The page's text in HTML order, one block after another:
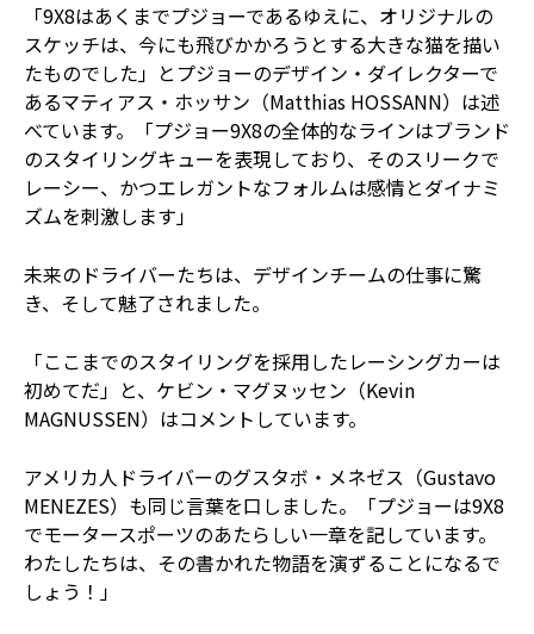
「9X8はあくまでプジョーであるゆえに、オリジナルの
スケッチは、今にも飛びかかろうとする大きな猫を描い
たものでした」とプジョーのデザイン・ダイレクターで
あるマティアス・ホッサン（Matthias HOSSANN）は述
べています。「プジョー9X8の全体的なラインはブランド
のスタイリングキューを表現しており、そのスリークで
レーシー、かつエレガントなフォルムは感情とダイナミ
ズムを刺激します」
未来のドライバーたちは、デザインチームの仕事に驚
き、そして魅了されました。
「ここまでのスタイリングを採用したレーシングカーは
初めてだ」と、ケビン・マグヌッセン（Kevin
MAGNUSSEN）はコメントしています。
アメリカ人ドライバーのグスタボ・メネゼス（Gustavo
MENEZES）も同じ言葉を口しました。「プジョーは9X8
でモータースポーツのあたらしい一章を記しています。
わたしたちは、その書かれた物語を演ずることになるで
しょう！」